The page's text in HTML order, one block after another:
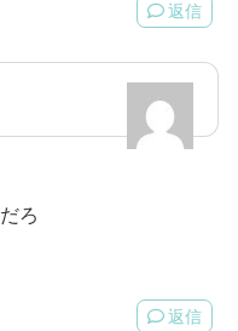
返信
ろ
返信